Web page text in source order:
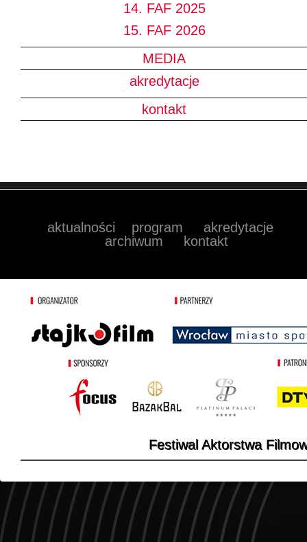
14. FAF 2025
15. FAF 2026
MEDIA
akredytacje
kontakt
aktualności program
akredytacje
archiwum
kontakt
Festiwal Aktorstwa